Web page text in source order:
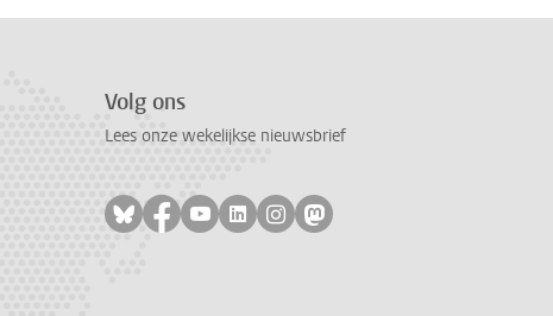
Volg ons
Lees onze wekelijkse nieuwsbrief
Volg ons op bluesky
Volg ons op facebook
Volg ons op youtube
Volg ons op linkedin
Volg ons op instagram
Volg ons op mastodon